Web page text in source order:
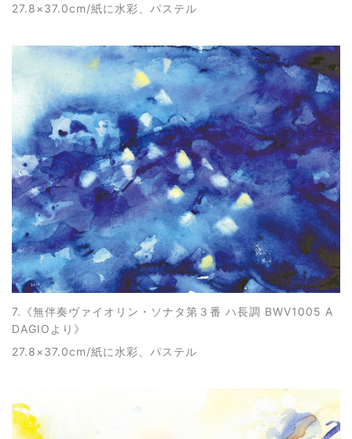
27.8×37.0cm/紙に水彩、パステル
7.《無伴奏ヴァイオリン・ソナタ第３番 ハ長調 BWV1005 A
DAGIOより 》
27.8×37.0cm/紙に水彩、パステル